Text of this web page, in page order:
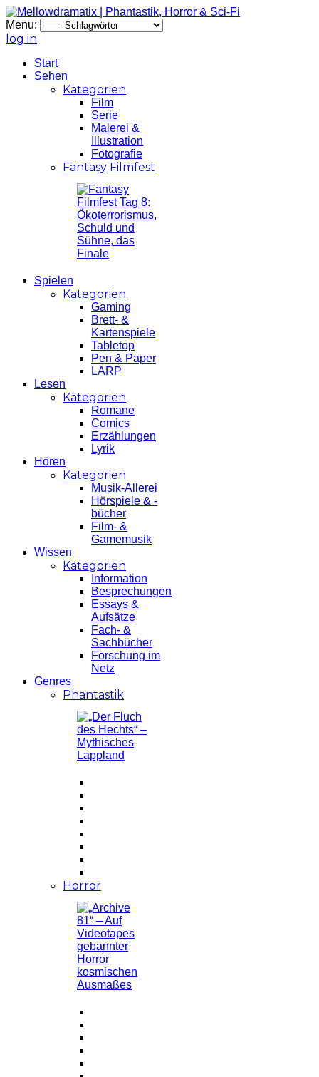
Menu:
log in
Start
Sehen
Kategorien
Film
Serie
Malerei &
Illustration
Fotografie
Fantasy Filmfest
Spielen
Kategorien
Gaming
Brett- &
Kartenspiele
Tabletop
Pen & Paper
LARP
Lesen
Kategorien
Romane
Comics
Erzählungen
Lyrik
Hören
Kategorien
Musik-Allerei
Hörspiele & -
bücher
Film- &
Gamemusik
Wissen
Kategorien
Information
Besprechungen
Essays &
Aufsätze
Fach- &
Sachbücher
Forschung im
Netz
Genres
Phantastik
Horror